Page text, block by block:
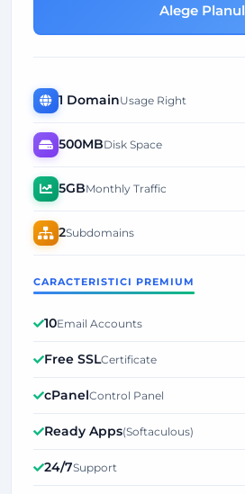
Alege Planul
1 DomainUsage Right
500MBDisk Space
5GBMonthly Traffic
2Subdomains
CARACTERISTICI PREMIUM
10Email Accounts
Free SSLCertificate
cPanelControl Panel
Ready Apps(Softaculous)
24/7Support